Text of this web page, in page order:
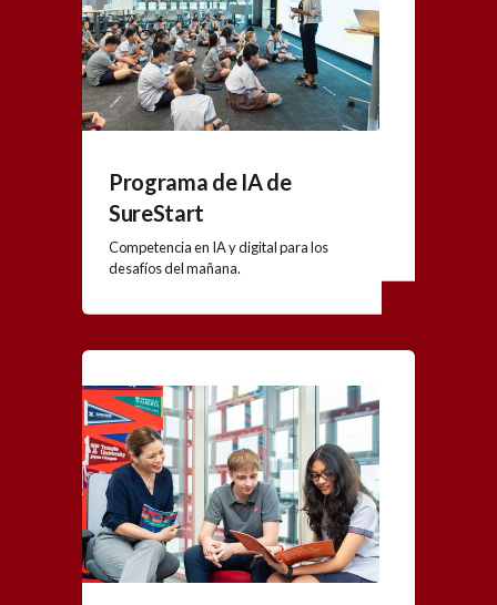
Programa de IA de
SureStart
Competencia en IA y digital para los
desafíos del mañana.